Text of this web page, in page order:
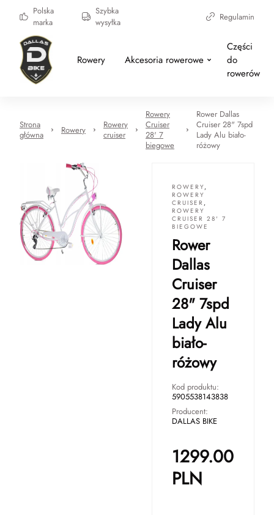
Polska
marka
Szybka
wysyłka
Regulamin
Rowery Akcesoria rowerowe
Części
do
rowerów
Strona
główna
Rowery
Rowery
cruiser
Rowery
Cruiser
28' 7
biegowe
Rower Dallas
Cruiser 28" 7spd
Lady Alu biało-
różowy
ROWERY,
ROWERY
CRUISER ,
ROWERY
CRUISER 28' 7
BIEGOWE
Rower
Dallas
Cruiser
28" 7spd
Lady Alu
biało-
różowy
Kod produktu:
5905538143838
Producent:
DALLAS BIKE
1299.00
PLN